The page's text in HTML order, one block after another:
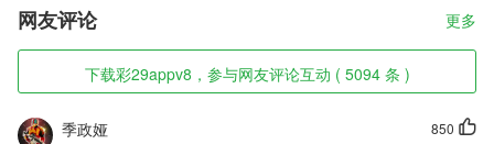
网友评论 更多
下载彩29appv8，参与网友评论互动 ( 5094 条 )
850
季政娅